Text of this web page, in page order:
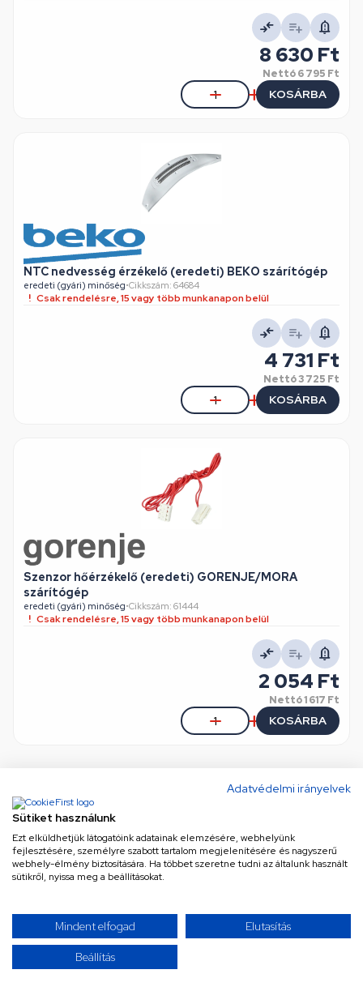
Adatvédelmi irányelvek
Sütiket használunk
Ezt elküldhetjük látogatóink adatainak elemzésére, webhelyünk
fejlesztésére, személyre szabott tartalom megjelenítésére és nagyszerű
webhely-élmény biztosítására. Ha többet szeretne tudni az általunk használt
sütikről, nyissa meg a beállításokat.
Mindent elfogad Elutasítás
Beállítás
8 630 Ft
Nettó6 795 Ft
KOSÁRBA
NTC nedvesség érzékelő (eredeti) BEKO szárítógép
eredeti (gyári) minőség•Cikkszám: 64684
Csak rendelésre, 15 vagy több munkanapon belül
4 731 Ft
Nettó3 725 Ft
KOSÁRBA
Szenzor hőérzékelő (eredeti) GORENJE/MORA
szárítógép
eredeti (gyári) minőség•Cikkszám: 61444
Csak rendelésre, 15 vagy több munkanapon belül
2 054 Ft
Nettó1 617 Ft
KOSÁRBA
/ 2
Úgy érzed, mindent láttál már? Gondold újra! Kínálatunk
szinte végtelen, és folyamatosan bővül a legújabb és
legkeresettebb termékekkel. Ne maradj le semmiről!
Görgess tovább, és merülj el a választékban – a